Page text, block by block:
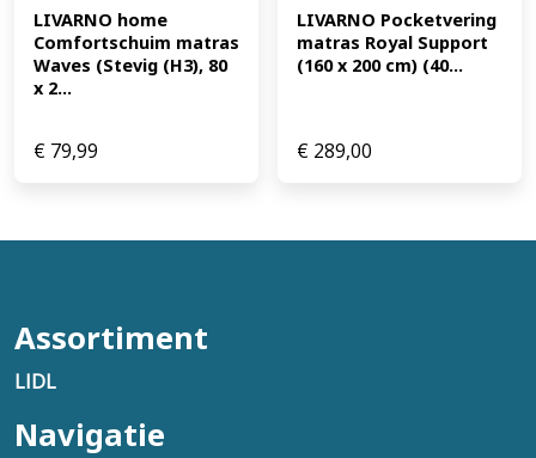
LIVARNO home
Comfortschuim matras
Waves (Stevig (H3), 80
x 2...
€ 79,99
LIVARNO Pocketvering
matras Royal Support
(160 x 200 cm) (40...
€ 289,00
Assortiment
LIDL
Navigatie